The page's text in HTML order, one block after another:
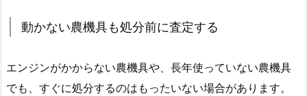
動かない農機具も処分前に査定する
エンジンがかからない農機具や、長年使っていない農機具
でも、すぐに処分するのはもったいない場合があります。